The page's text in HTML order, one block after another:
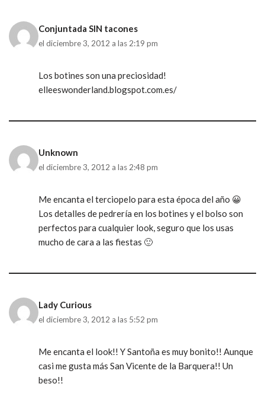
Conjuntada SIN tacones
el diciembre 3, 2012 a las 2:19 pm
Los botines son una preciosidad!
elleeswonderland.blogspot.com.es/
Unknown
el diciembre 3, 2012 a las 2:48 pm
Me encanta el terciopelo para esta época del año 😀
Los detalles de pedrería en los botines y el bolso son
perfectos para cualquier look, seguro que los usas
mucho de cara a las fiestas 🙂
Lady Curious
el diciembre 3, 2012 a las 5:52 pm
Me encanta el look!! Y Santoña es muy bonito!! Aunque
casi me gusta más San Vicente de la Barquera!! Un
beso!!